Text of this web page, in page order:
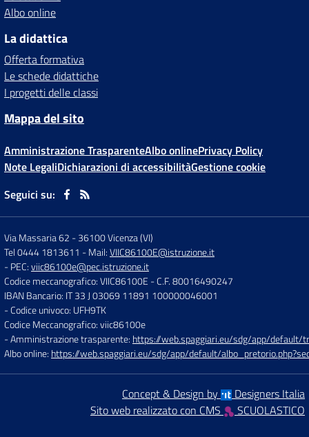
Albo online
La didattica
Offerta formativa
Le schede didattiche
I progetti delle classi
Mappa del sito
Amministrazione TrasparenteAlbo onlinePrivacy Policy
Note LegaliDichiarazioni di accessibilitàGestione cookie
Seguici su:
Via Massaria 62 -36100 Vicenza (VI)
Tel 0444 1813611 - Mail:VIIC86100E@istruzione.it
- PEC:viic86100e@pec.istruzione.it
Codice meccanografico: VIIC86100E - C.F. 80016490247
IBAN Bancario: IT 33 J 03069 11891 100000046001
- Codice univoco: UFH9TK
Codice Meccanografico: viic86100e
- Amministrazione trasparente: https://web.spaggiari.eu/sdg/app/default/
Albo online: https://web.spaggiari.eu/sdg/app/default/
Concept & Design by
Designers Italia
Sito web realizzato con CMS
SCUOLASTICO